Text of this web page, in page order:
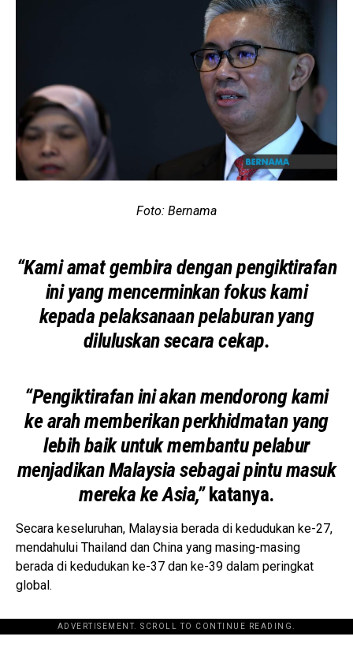
Foto: Bernama
“Kami amat gembira dengan pengiktirafan
ini yang mencerminkan fokus kami
kepada pelaksanaan pelaburan yang
diluluskan secara cekap.
“Pengiktirafan ini akan mendorong kami
ke arah memberikan perkhidmatan yang
lebih baik untuk membantu pelabur
menjadikan Malaysia sebagai pintu masuk
mereka ke Asia,”katanya.
Secara keseluruhan, Malaysia berada di kedudukan ke-27,
mendahului Thailand dan China yang masing-masing
berada di kedudukan ke-37 dan ke-39 dalam peringkat
global.
ADVERTISEMENT. SCROLL TO CONTINUE READING.